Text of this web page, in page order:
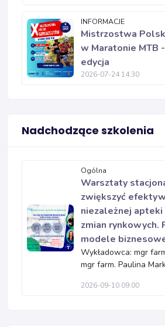
INFORMACJE
Mistrzostwa
w Maratonie MTB
edycja
2026-07-24 14:30
Nadchodzące szkolenia
Ogólna
Warsztaty
zwiększyć
niezależnej
zmian rynkowych.
modele
Wykładowca: mgr
mgr farm. Paulina
2026-09-10 09:00